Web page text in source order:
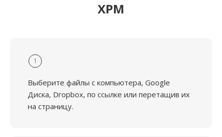
XPM
1
Выберите файлы с компьютера, Google
Диска, Dropbox, по ссылке или перетащив их
на страницу.